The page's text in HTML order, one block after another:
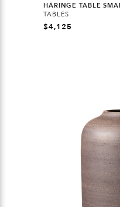
HÄRINGE TABLE
TABLES
$4,125